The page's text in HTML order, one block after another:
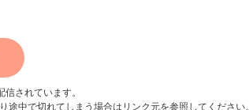
されています。
途中で切れてしまう場合はリンク元を参照してください。